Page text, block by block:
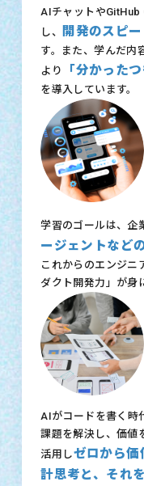
AIチャットや
し、
開発のスピ
す。また、学んだ内
より
「分かった
を導入しています。
学習のゴールは、企
ージェントなど
これからのエンジニ
ダクト開発力」が身
AIがコードを書く時
課題を解決し、価値
活用しゼロから価
計思考と、それ